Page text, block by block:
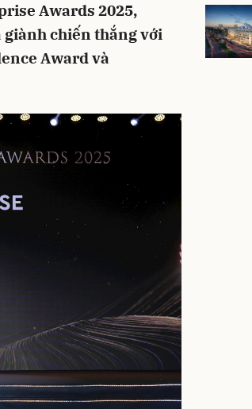
Awards 2025,
giành chiến thắng với
Award và